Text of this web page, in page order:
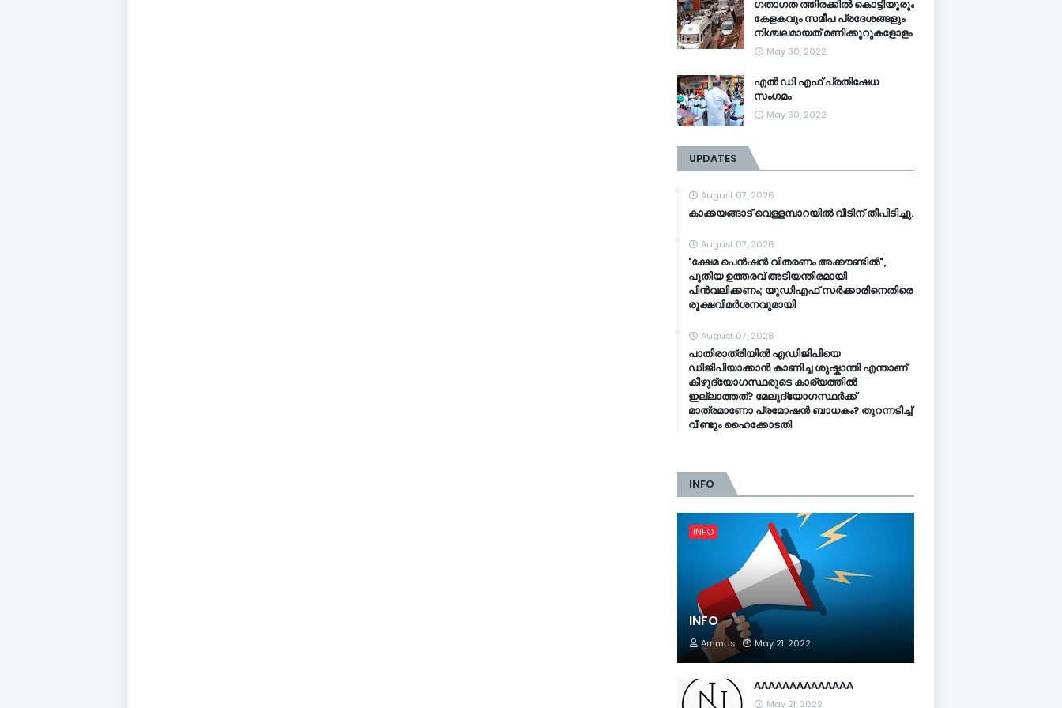
ഗതാഗത ത്തിരക്കിൽ കൊട്ടിയൂരും
കേളകവും സമീപ പ്രദേശങ്ങളും
നിശ്ചലമായത് മണിക്കൂറുകളോളം
May 30, 2022
എൽ ഡി എഫ് പ്രതിഷേധ
സംഗമം
May 30, 2022
UPDATES
August 07, 2026
കാക്കയങ്ങാട് വെള്ളമ്പാറയിൽ വീടിന് തീപിടിച്ചു.
August 07, 2026
'ക്ഷേമ പെൻഷൻ വിതരണം അക്കൗണ്ടിൽ",
പുതിയ ഉത്തരവ് അടിയന്തിരമായി
പിൻവലിക്കണം; യുഡിഎഫ് സർക്കാരിനെതിരെ
രൂക്ഷവിമർശനവുമായി
August 07, 2026
പാതിരാത്രിയിൽ എഡിജിപിയെ
ഡിജിപിയാക്കാൻ കാണിച്ച ശുഷ്കാന്തി എന്താണ്
കീഴുദ്യോഗസ്ഥരുടെ കാര്യത്തിൽ
ഇല്ലാത്തത്? മേലുദ്യോഗസ്ഥർക്ക്
മാത്രമാണോ പ്രമോഷൻ ബാധകം? തുറന്നടിച്ച്
വീണ്ടും ഹൈക്കോടതി
INFO
INFO
INFO
Ammus May 21, 2022
AAAAAAAAAAAAAA
May 21, 2022